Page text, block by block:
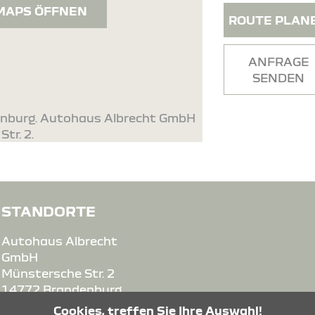
ÖFFNEN
Autohaus Albrecht GmbH
2.
ROUTE
ANFRAGE
SENDEN
STANDORTE
Autohaus Albrecht
GmbH
Münstersche Str. 2
14772 Brandenburg
Cookies, treffen Sie Ihre Auswahl!